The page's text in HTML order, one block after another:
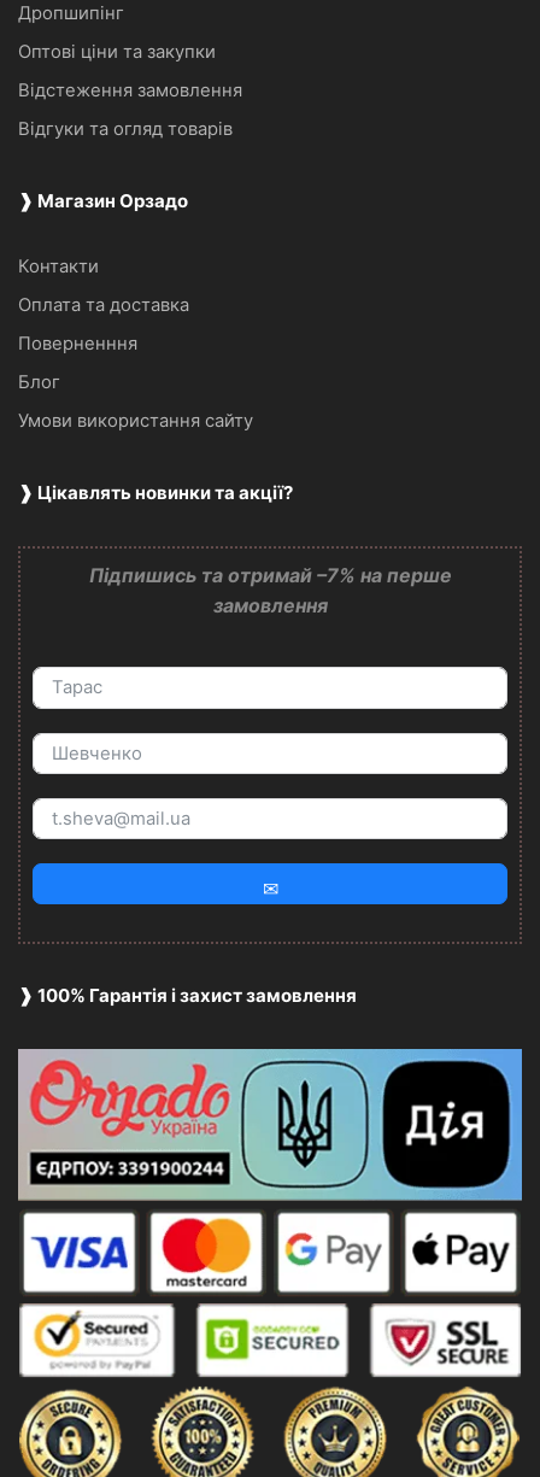
Дропшипінг
Оптові ціни та закупки
Відстеження замовлення
Відгуки та огляд товарів
❱ Магазин Орзадо
Контакти
Оплата та доставка
Поверненння
Блог
Умови використання сайту
❱ Цікавлять новинки та акції?
Підпишись та отримай –7% на перше
замовлення
✉
❱ 100% Гарантія і захист замовлення